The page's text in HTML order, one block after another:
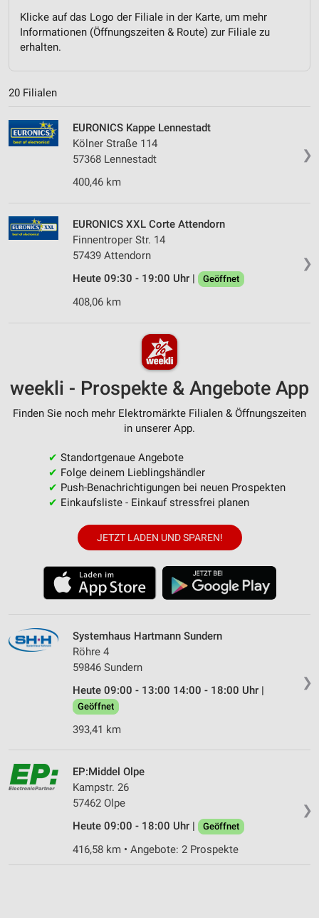
Klicke auf das Logo der Filiale in der Karte, um mehr
Informationen (Öffnungszeiten & Route) zur Filiale zu
erhalten.
20 Filialen
❯
EURONICS Kappe Lennestadt
Kölner Straße 114
57368 Lennestadt
400,46 km
❯
EURONICS XXL Corte Attendorn
Finnentroper Str. 14
57439 Attendorn
Heute 09:30 - 19:00 Uhr |
Geöffnet
408,06 km
weekli - Prospekte & Angebote App
Finden Sie noch mehr Elektromärkte Filialen & Öffnungszeiten
in unserer App.
✔ Standortgenaue Angebote
✔ Folge deinem Lieblingshändler
✔ Push-Benachrichtigungen bei neuen Prospekten
✔ Einkaufsliste - Einkauf stressfrei planen
JETZT LADEN UND SPAREN!
❯
Systemhaus Hartmann Sundern
Röhre 4
59846 Sundern
Heute 09:00 - 13:00 14:00 - 18:00 Uhr |
Geöffnet
393,41 km
❯
EP:Middel Olpe
Kampstr. 26
57462 Olpe
Heute 09:00 - 18:00 Uhr |
Geöffnet
416,58 km • Angebote: 2 Prospekte